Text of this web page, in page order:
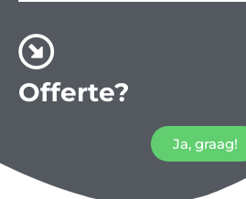
Offerte?
Ja, graag!